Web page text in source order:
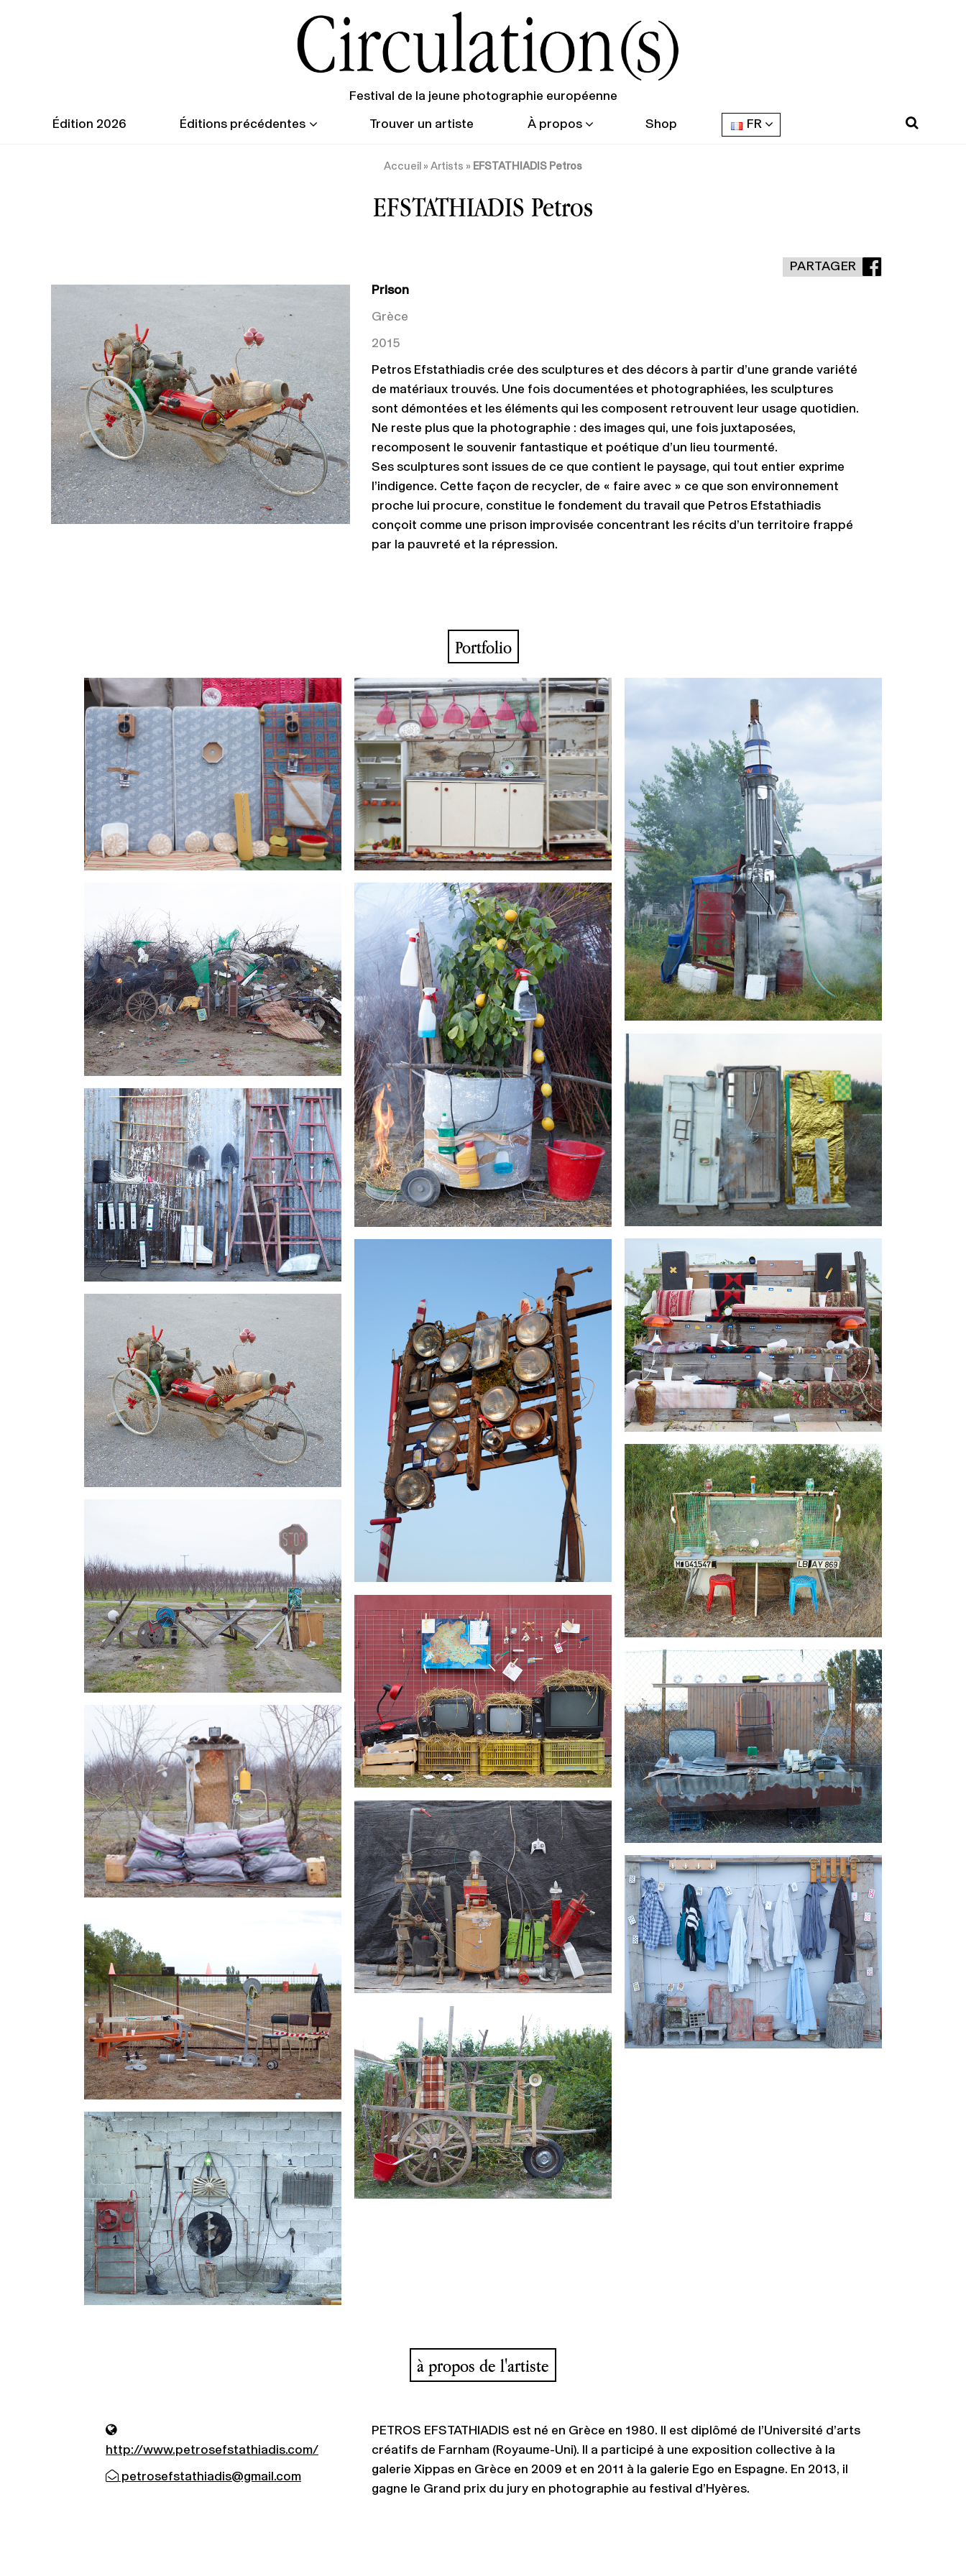
Festival de la jeune photographie européenne
Édition 2026 Éditions précédentes Trouver un artiste À propos Shop FR
Accueil » Artists » EFSTATHIADIS Petros
EFSTATHIADIS Petros
PARTAGER
Prison
Grèce
2015
Petros Efstathiadis crée des sculptures et des décors à partir d’une grande variété
de matériaux trouvés. Une fois documentées et photographiées, les sculptures
sont démontées et les éléments qui les composent retrouvent leur usage quotidien.
Ne reste plus que la photographie : des images qui, une fois juxtaposées,
recomposent le souvenir fantastique et poétique d’un lieu tourmenté.
Ses sculptures sont issues de ce que contient le paysage, qui tout entier exprime
l’indigence. Cette façon de recycler, de « faire avec » ce que son environnement
proche lui procure, constitue le fondement du travail que Petros Efstathiadis
conçoit comme une prison improvisée concentrant les récits d’un territoire frappé
par la pauvreté et la répression.
Portfolio
à propos de l'artiste
http://www.petrosefstathiadis.com/
petrosefstathiadis@gmail.com
PETROS EFSTATHIADIS est né en Grèce en 1980. Il est diplômé de l’Université d’arts
créatifs de Farnham (Royaume-Uni). Il a participé à une exposition collective à la
galerie Xippas en Grèce en 2009 et en 2011 à la galerie Ego en Espagne. En 2013, il
gagne le Grand prix du jury en photographie au festival d’Hyères.